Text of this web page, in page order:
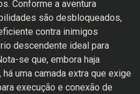
Conforme a aventura
são desbloqueados,
contra inimigos
descendente ideal para
se que, embora haja
uma camada extra que exige
execução e conexão de